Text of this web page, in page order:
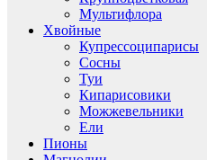
Мультифлора
Хвойные
Купрессоципарисы
Сосны
Туи
Кипарисовики
Можжевельники
Ели
Пионы